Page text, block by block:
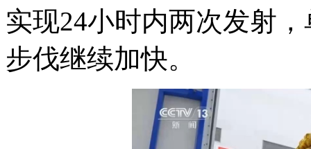
实现24小时内两次发射
步伐继续加快。